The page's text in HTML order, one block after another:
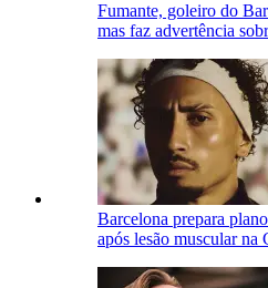
Fumante, goleiro do
mas faz advertência
Barcelona prepara
após lesão muscular na